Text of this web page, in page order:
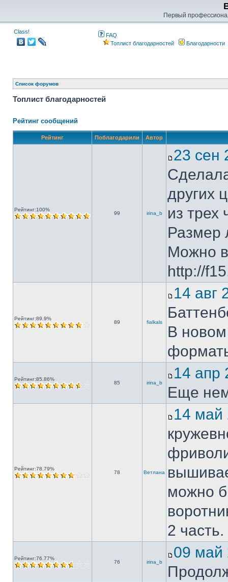
Первый
Class!
FAQ
Топлист благодарностей
Благодарности
Список форумов
Топлист благодарностей
Рейтинг сообщений
Рейтинг Поблагодарили Автор
Рейтинг:100%
99 irina_b
23
других
из трех
Размер
Можно
http://
Рейтинг:89.9%
89 fialkals
14
В
Рейтинг:85.86%
85 irina_b
14
Еще
Рейтинг:78.79%
78 Ветлана
14
можно
2
Рейтинг:76.77%
76 irina_b
09